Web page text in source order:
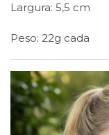
Largura: 5,5 cm
Peso: 22g cada